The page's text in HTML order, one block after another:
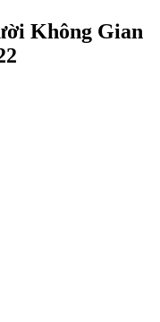
Không Gian